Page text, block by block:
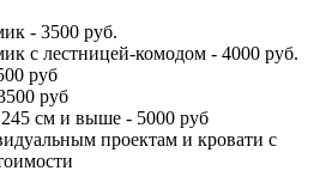
- 3500 руб.
с лестницей-комодом - 4000 руб.
руб
руб
см и выше - 5000 руб
проектам и кровати с